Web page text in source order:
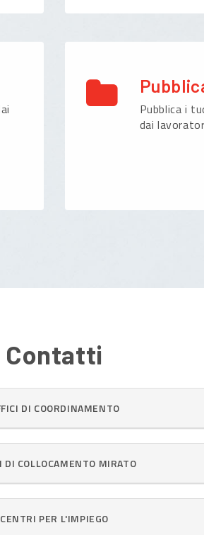
Pubblica i
dai
Contatti
DI COORDINAMENTO
DI COLLOCAMENTO MIRATO
CENTRI PER L'IMPIEGO